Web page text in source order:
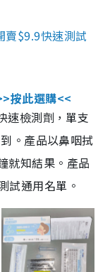
賣$9.9快速測試
按此選購<<
速檢測劑，單支
。產品以鼻咽拭
就知結果。產品
試通用名單。